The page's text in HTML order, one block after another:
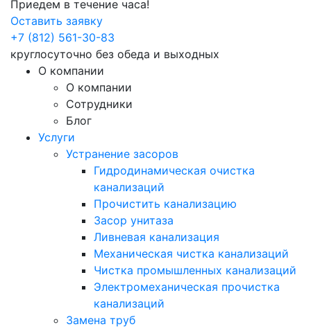
Приедем в течение часа!
Оставить заявку
+7 (812) 561-30-83
круглосуточно без обеда и выходных
О компании
О компании
Сотрудники
Блог
Услуги
Устранение засоров
Гидродинамическая очистка
канализаций
Прочистить канализацию
Засор унитаза
Ливневая канализация
Механическая чистка канализаций
Чистка промышленных канализаций
Электромеханическая прочистка
канализаций
Замена труб